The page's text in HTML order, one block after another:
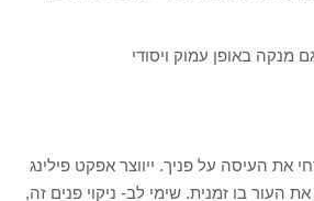
מנקה באופן עמוק ויסודי
את העיסה על פניך. ייווצר אפקט פילינג
העור בו זמנית. שימי לב- ניקוי פנים זה,